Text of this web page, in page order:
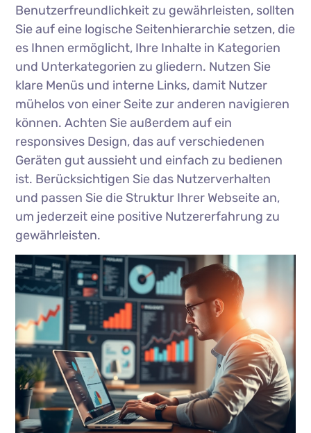
Benutzerfreundlichkeit zu gewährleisten, sollten
Sie auf eine logische Seitenhierarchie setzen, die
es Ihnen ermöglicht, Ihre Inhalte in Kategorien
und Unterkategorien zu gliedern. Nutzen Sie
klare Menüs und interne Links, damit Nutzer
mühelos von einer Seite zur anderen navigieren
können. Achten Sie außerdem auf ein
responsives Design, das auf verschiedenen
Geräten gut aussieht und einfach zu bedienen
ist. Berücksichtigen Sie das Nutzerverhalten
und passen Sie die Struktur Ihrer Webseite an,
um jederzeit eine positive Nutzererfahrung zu
gewährleisten.